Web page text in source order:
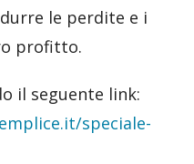
le perdite e i
profitto.
il seguente link:
speciale-